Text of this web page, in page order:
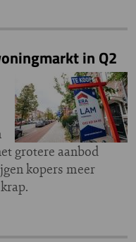
in Q2
grotere aanbod
kopers meer